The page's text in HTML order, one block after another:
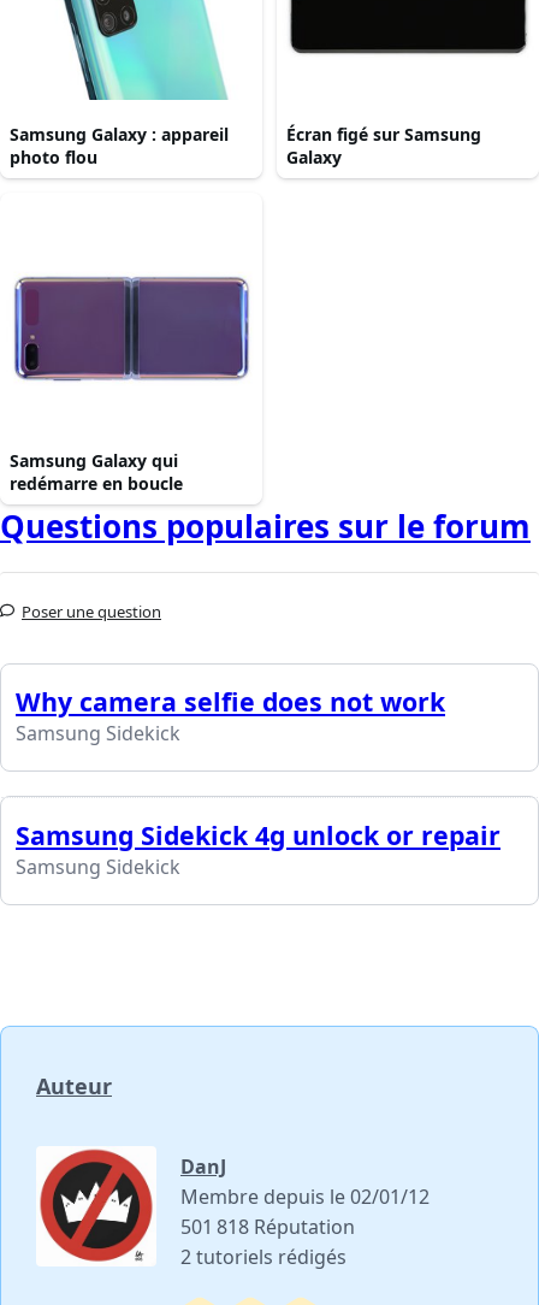
Samsung Galaxy : appareil
photo flou
Écran figé sur Samsung
Galaxy
Samsung Galaxy qui
redémarre en boucle
Questions populaires sur le forum
Poser une question
Why camera selfie does not work
Samsung Sidekick
Samsung Sidekick 4g unlock or repair
Samsung Sidekick
Auteur
DanJ
Membre depuis le 02/01/12
501 818 Réputation
2 tutoriels rédigés